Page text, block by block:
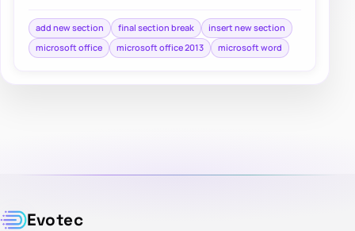
add new section final section break
insert new section
microsoft office
microsoft office 2013 microsoft word
Evotec